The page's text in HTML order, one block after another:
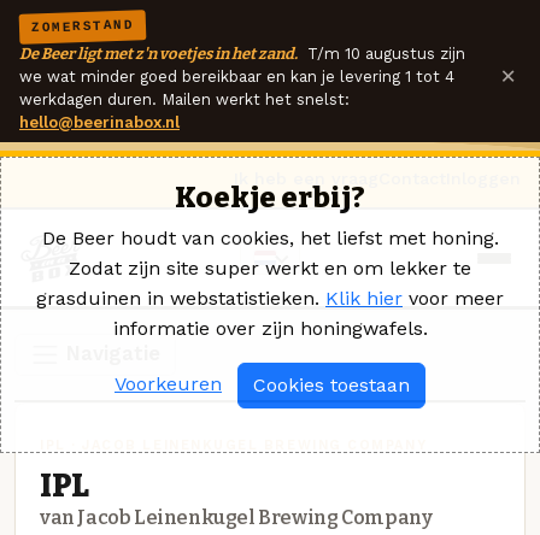
ZOMERSTAND
De Beer ligt met z'n voetjes in het zand. T/m 10 augustus zijn
we wat minder goed bereikbaar en kan je levering 1 tot 4
werkdagen duren. Mailen werkt het snelst:
hello@beerinabox.nl
×
IPL
van Jacob Leinenkugel Brewing Company
Koekje erbij?
De Beer houdt van cookies, het liefst met honing.
Zodat zijn site super werkt en om lekker te
grasduinen in webstatistieken. Klik hier voor meer
informatie over zijn honingwafels.
Voorkeuren Cookies toestaan